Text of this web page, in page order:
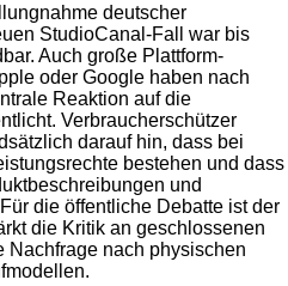
deutscher
StudioCanal-Fall war bis
Auch große Plattform-
oder Google haben nach
Reaktion auf die
Verbraucherschützer
darauf hin, dass bei
bestehen und dass
und
die öffentliche Debatte ist der
die Kritik an geschlossenen
nach physischen